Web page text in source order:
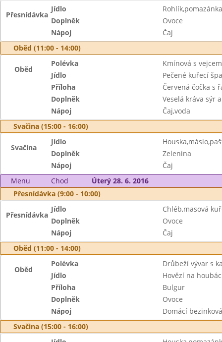
Přesnídávka
Jídlo
Doplněk
Ovoce
Nápoj
Čaj
Oběd (11:00 - 14:00)
Oběd
Polévka
Kmínová s vejcem
Jídlo
Pečené kuřecí
Příloha
Červená čočka s
Doplněk
Veselá kráva sýr
Nápoj
Čaj,voda
Svačina (15:00 - 16:00)
Svačina
Jídlo
Doplněk
Zelenina
Nápoj
Čaj
Menu
Chod
Úterý 28. 6. 2016
Přesnídávka (9:00 - 10:00)
Přesnídávka
Jídlo
Chléb,masová
Doplněk
Ovoce
Nápoj
Čaj
Oběd (11:00 - 14:00)
Oběd
Polévka
Drůbeží vývar s
Jídlo
Hovězí na
Příloha
Bulgur
Doplněk
Ovoce
Nápoj
Domácí
Svačina (15:00 - 16:00)